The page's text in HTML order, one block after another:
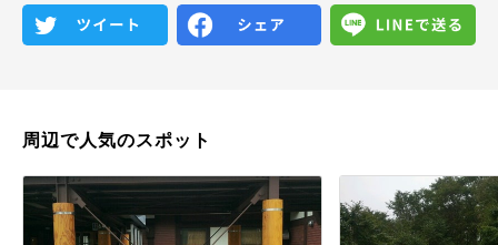
周辺で人気のスポット